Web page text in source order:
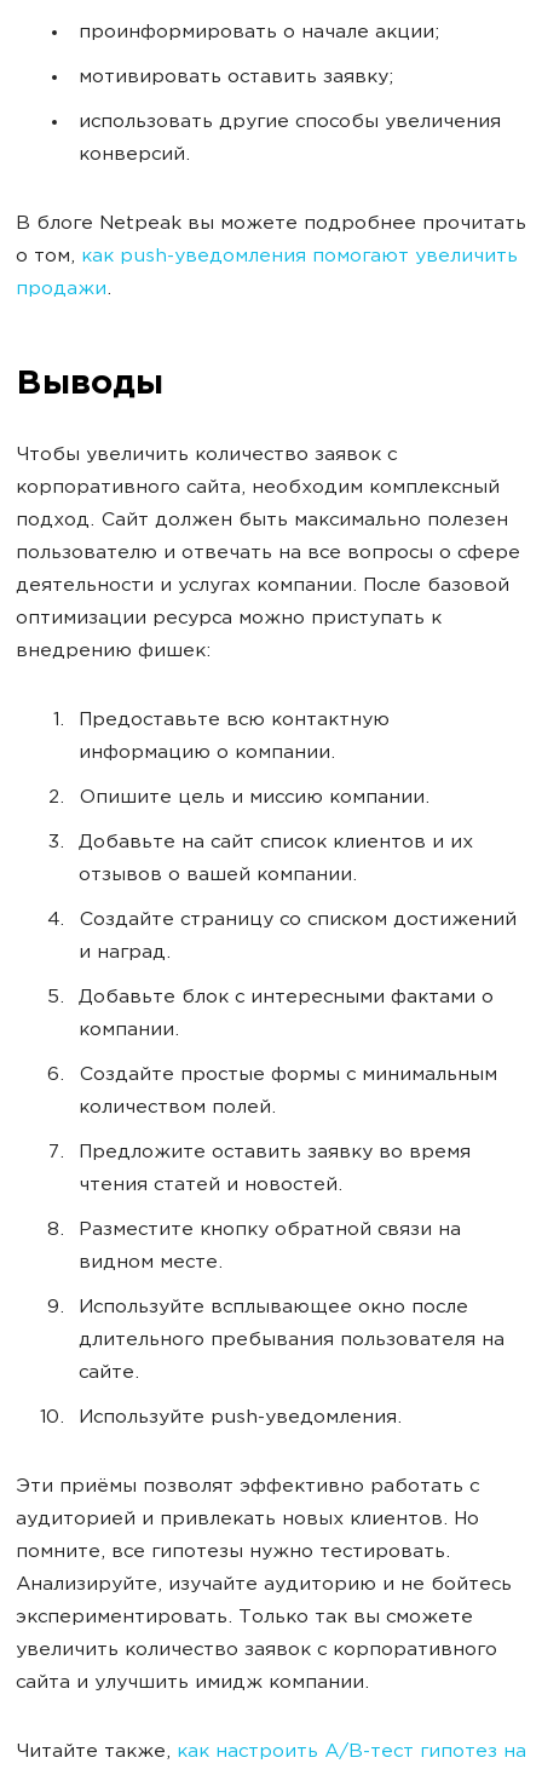
проинформировать о начале акции;
мотивировать оставить заявку;
использовать другие способы увеличения
конверсий.
В блоге Netpeak вы можете подробнее прочитать
о том, как push-уведомления помогают увеличить
продажи.
Выводы
Чтобы увеличить количество заявок с
корпоративного сайта, необходим комплексный
подход. Сайт должен быть максимально полезен
пользователю и отвечать на все вопросы о сфере
деятельности и услугах компании. После базовой
оптимизации ресурса можно приступать к
внедрению фишек:
Предоставьте всю контактную
информацию о компании.
Опишите цель и миссию компании.
Добавьте на сайт список клиентов и их
отзывов о вашей компании.
Создайте страницу со списком достижений
и наград.
Добавьте блок с интересными фактами о
компании.
Создайте простые формы с минимальным
количеством полей.
Предложите оставить заявку во время
чтения статей и новостей.
Разместите кнопку обратной связи на
видном месте.
Используйте всплывающее окно после
длительного пребывания пользователя на
сайте.
Используйте push-уведомления.
Эти приёмы позволят эффективно работать с
аудиторией и привлекать новых клиентов. Но
помните, все гипотезы нужно тестировать.
Анализируйте, изучайте аудиторию и не бойтесь
экспериментировать. Только так вы сможете
увеличить количество заявок с корпоративного
сайта и улучшить имидж компании.
Читайте также, как настроить A/B-тест гипотез на